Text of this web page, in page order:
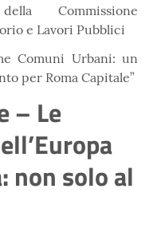
Commissione
e Lavori Pubblici
Comuni Urbani: un
per Roma Capitale”
– Le
non solo al